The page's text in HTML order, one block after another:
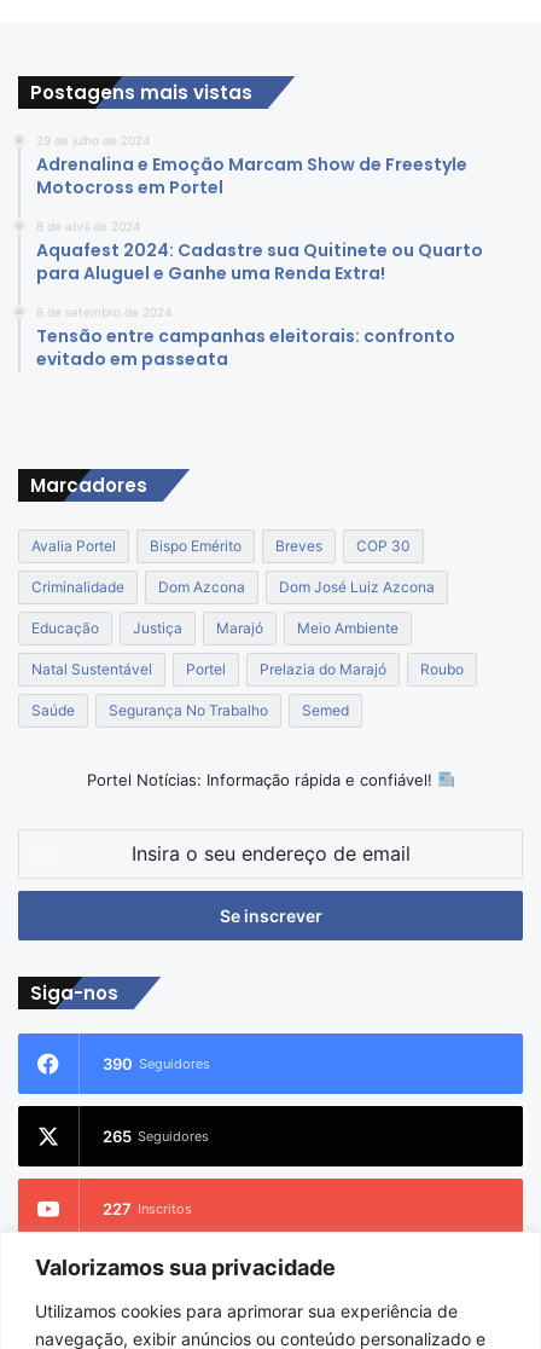
Valorizamos sua privacidade
Utilizamos cookies para aprimorar sua experiência de
navegação, exibir anúncios ou conteúdo personalizado e
Postagens mais vistas
29 de julho de 2024
Adrenalina e Emoção Marcam Show de Freestyle
Motocross em Portel
8 de abril de 2024
Aquafest 2024: Cadastre sua Quitinete ou Quarto
para Aluguel e Ganhe uma Renda Extra!
8 de setembro de 2024
Tensão entre campanhas eleitorais: confronto
evitado em passeata
Marcadores
Avalia Portel Bispo Emérito Breves COP 30
Criminalidade Dom Azcona Dom José Luiz Azcona
Educação Justiça Marajó Meio Ambiente
Natal Sustentável Portel Prelazia do Marajó Roubo
Saúde Segurança No Trabalho Semed
Portel Notícias: Informação rápida e confiável!
seu
de
Siga-nos
390 Seguidores
265 Seguidores
227 Inscritos
2.733 Seguidores